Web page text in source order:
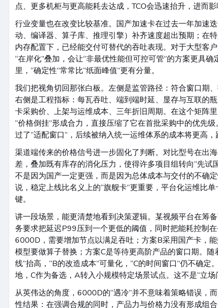
点、更多机柜与更高能耗去达成，TCO会迅速抬升，进而
行业变量也在改变比较基准。国产加速卡在过去一年加速
动、编译器、算子库、推理引擎）补齐速度超出预期；在
内存配置下，已经能交付可替代的吞吐表现。对于大型客
“在岸化”叠加，会让“非最优性能但可控可管”的方案更具
里，“确定性”常常比“纸面峰值”更有分量。
我们把视角切回那张白板。左侧是监管路径：符合窗口期
右侧是工程指标：每瓦吞吐、端到端时延、显存与互联的
卡采购价、上架与运维成本、三年折旧周期。在这个矩阵
“价格倒挂”形成合力，直接压缩了它在首批采购中的优先
过了“适配窗口”，后续被纳入统一运维体系的成本将更高
渠道端传来的价格信号进一步固化了判断。对比型号在出
差，叠加既有库存的消化压力，使得许多项目组转向“先试
不是因为国产一定更强，而是因为总体成本与交付的不确
说，稳定上线比名义上的“旗舰卡”更重要，平台化运维比
键。
讲一段场景，能更清楚地看到决策逻辑。某视频平台在筹
务要求把延迟P99压到一个更低的阈值，同时把能耗控制
6000D，需要增加节点以满足吞吐；方案B采用国产卡，
模型要做算子替换；方案C是等待更高阶产品的窗口期。
线”抬高，“B的改造成本”可量化，“C的时间窗口”仍不确定
地，C作为备选，A转入小规模特定场景试点。这不是“立场
从英伟达的角度，6000D的“遇冷”并不意味着策略错误，
性结果：在强调合规的同时，产品力与价格力没有形成组